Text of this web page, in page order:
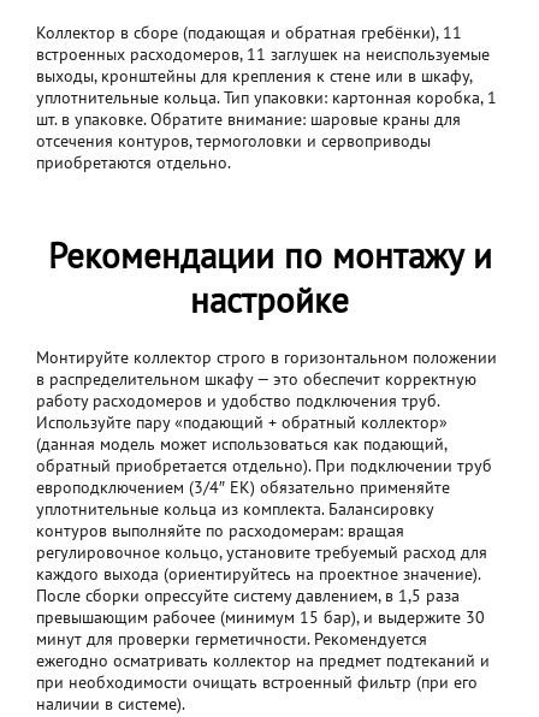
Коллектор в сборе (подающая и обратная гребёнки), 11
встроенных расходомеров, 11 заглушек на неиспользуемые
выходы, кронштейны для крепления к стене или в шкафу,
уплотнительные кольца. Тип упаковки: картонная коробка, 1
шт. в упаковке. Обратите внимание: шаровые краны для
отсечения контуров, термоголовки и сервоприводы
приобретаются отдельно.
Рекомендации по монтажу и
настройке
Монтируйте коллектор строго в горизонтальном положении
в распределительном шкафу — это обеспечит корректную
работу расходомеров и удобство подключения труб.
Используйте пару «подающий + обратный коллектор»
(данная модель может использоваться как подающий,
обратный приобретается отдельно). При подключении труб
европодключением (3/4″ ЕК) обязательно применяйте
уплотнительные кольца из комплекта. Балансировку
контуров выполняйте по расходомерам: вращая
регулировочное кольцо, установите требуемый расход для
каждого выхода (ориентируйтесь на проектное значение).
После сборки опрессуйте систему давлением, в 1,5 раза
превышающим рабочее (минимум 15 бар), и выдержите 30
минут для проверки герметичности. Рекомендуется
ежегодно осматривать коллектор на предмет подтеканий и
при необходимости очищать встроенный фильтр (при его
наличии в системе).